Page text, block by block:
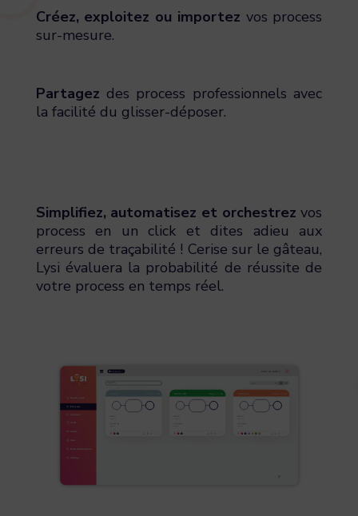
Créez, exploitez ou importez vos process
sur-mesure.
Partagez des process professionnels avec
la facilité du glisser-déposer.
Simplifiez, automatisez et orchestrez vos
process en un click et dites adieu aux
erreurs de traçabilité ! Cerise sur le gâteau,
Lysi évaluera la probabilité de réussite de
votre process en temps réel.